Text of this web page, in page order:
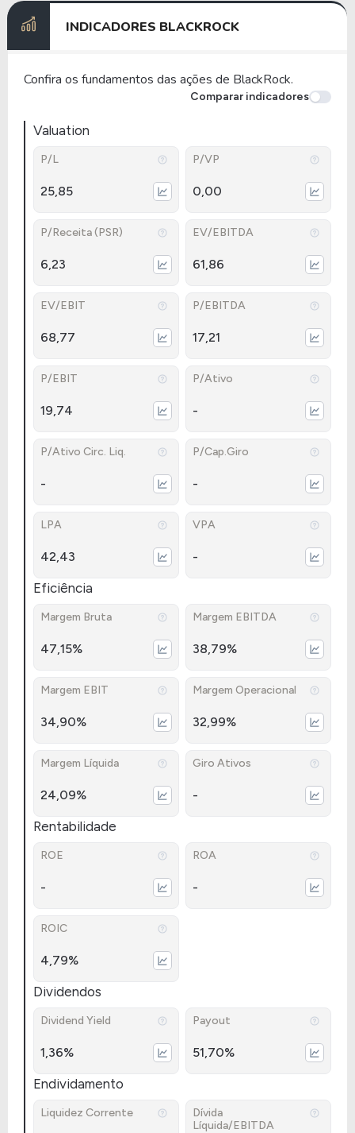
INDICADORES BLACKROCK
Confira os fundamentos das ações de BlackRock.
Comparar indicadores
Valuation
P/L
25,85
P/VP
0,00
P/Receita (PSR)
6,23
EV/EBITDA
61,86
EV/EBIT
68,77
P/EBITDA
17,21
P/EBIT
19,74
P/Ativo
-
P/Ativo Circ. Liq.
-
P/Cap.Giro
-
LPA
42,43
VPA
-
Eficiência
Margem Bruta
47,15%
Margem EBITDA
38,79%
Margem EBIT
34,90%
Margem Operacional
32,99%
Margem Líquida
24,09%
Giro Ativos
-
Rentabilidade
ROE
-
ROA
-
ROIC
4,79%
Dividendos
Dividend Yield
1,36%
Payout
51,70%
Endividamento
Liquidez Corrente
Dívida
Líquida/EBITDA